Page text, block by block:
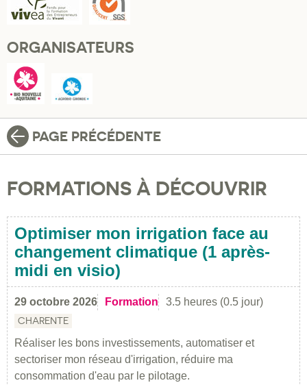
ORGANISATEURS
PAGE PRÉCÉDENTE
FORMATIONS À DÉCOUVRIR
Optimiser mon irrigation face au
changement climatique (1 après-
midi en visio)
29 octobre 2026 Formation 3.5 heures (0.5 jour)
CHARENTE
Réaliser les bons investissements, automatiser et
sectoriser mon réseau d'irrigation, réduire ma
consommation d'eau par le pilotage.